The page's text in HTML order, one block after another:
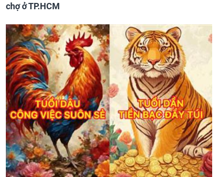
chợ ở TP.HCM